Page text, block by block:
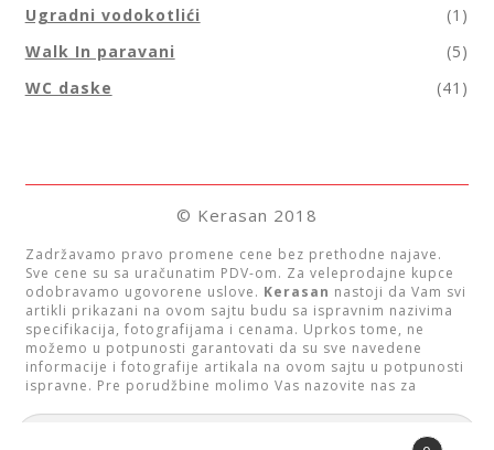
Ugradni vodokotlići
(1)
Walk In paravani
(5)
WC daske
(41)
© Kerasan 2018
Pretraga
Zadržavamo pravo promene cene bez prethodne najave.
Sve cene su sa uračunatim PDV-om. Za veleprodajne kupce
odobravamo ugovorene uslove. Kerasan nastoji da Vam svi
artikli prikazani na ovom sajtu budu sa ispravnim nazivima
specifikacija, fotografijama i cenama. Uprkos tome, ne
možemo u potpunosti garantovati da su sve navedene
informacije i fotografije artikala na ovom sajtu u potpunosti
ispravne. Pre porudžbine molimo Vas nazovite nas za
artikala možete proveriti i slanjem upita na neki od mailova